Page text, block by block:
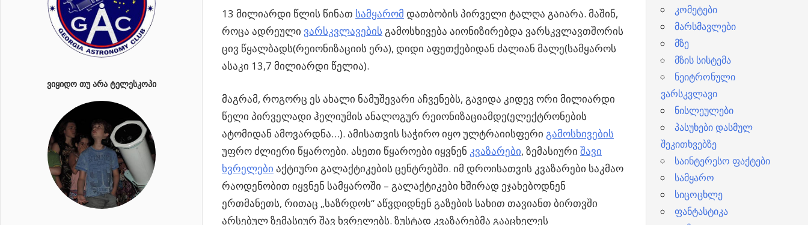
13 მილიარდი წლის წინათ სამყარომ დათბობის პირველი ტალღა გაიარა. მაშინ,
როცა ადრეული ვარსკვლავების გამოსხივება აიონიზირებდა ვარსკვლავთშორის
ცივ წყალბადს(რეიონიზაციის ერა), დიდი აფეთქებიდან ძალიან მალე(სამყაროს
ასაკი 13,7 მილიარდი წელია).
მაგრამ, როგორც ეს ახალი ნამუშევარი აჩვენებს, გავიდა კიდევ ორი მილიარდი
წელი პირველადი ჰელიუმის ანალოგურ რეიონიზაციამდე(ელექტრონების
ატომიდან ამოვარდნა…). ამისათვის საჭირო იყო ულტრაიისფერი გამოსხივების
უფრო ძლიერი წყაროები. ასეთი წყაროები იყვნენ კვაზარები, ზემასიური შავი
ხვრელები აქტიური გალაქტიკების ცენტრებში. იმ დროისათვის კვაზარები საკმაო
რაოდენობით იყვნენ სამყაროში – გალაქტიკები ხშირად ეჯახებოდნენ
ერთმანეთს, რითაც „საზრდოს“ აწვდიდნენ გაზების სახით თავიანთ ბირთვში
არსებულ ზემასიურ შავ ხვრელებს. ზუსტად კვაზარებმა გააცხელეს
ᲕᲘᲧᲘᲓᲝ ᲗᲣ ᲐᲠᲐ ᲢᲔᲚᲔᲡᲙᲝᲞᲘ
კომეტები
მარსმავლები
მზე
მზის სისტემა
ნეიტრონული
ვარსკვლავი
ნისლეულები
პასუხები დასმულ
შეკითხვებზე
საინტერესო ფაქტები
სამყარო
სიცოცხლე
ფანტასტიკა